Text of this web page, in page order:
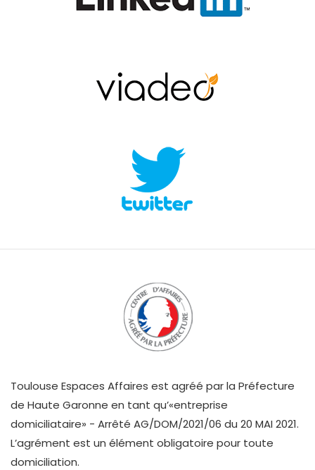
Toulouse Espaces Affaires est agréé par la Préfecture
de Haute Garonne en tant qu’«entreprise
domiciliataire» - Arrêté AG/DOM/2021/06 du 20 MAI 2021.
L’agrément est un élément obligatoire pour toute
domiciliation.